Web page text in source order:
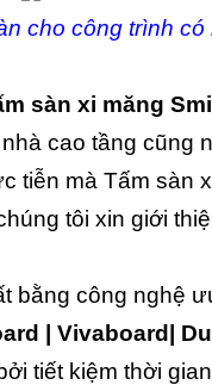
cho công trình
sàn xi măng
cao tầng cũng
mà Tấm sàn
tôi xin giới
bằng công nghệ
| Vivaboard|
tiết kiệm thời